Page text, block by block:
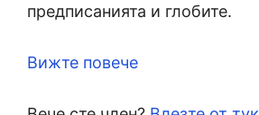
предписанията и глобите.
Вижте повече